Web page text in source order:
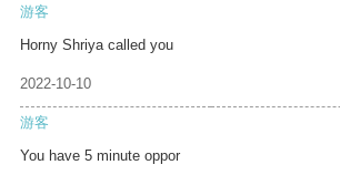
游客
Horny Shriya called you
2022-10-10
游客
You have 5 minute oppor